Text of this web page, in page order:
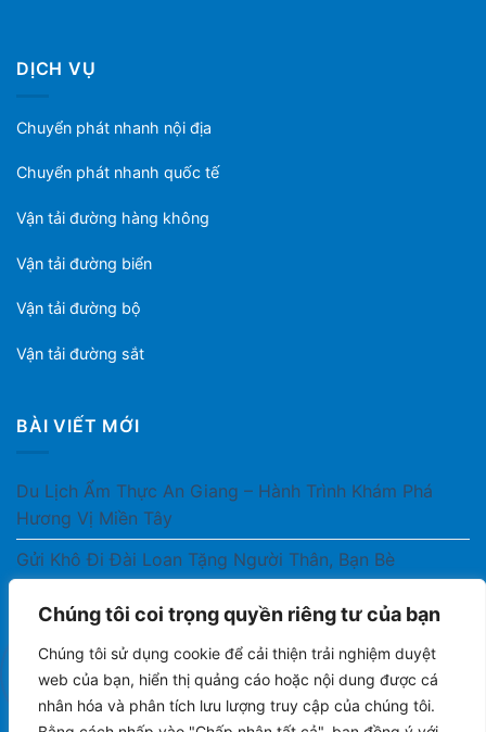
Chúng tôi coi trọng quyền riêng tư của bạn
Chúng tôi sử dụng cookie để cải thiện trải nghiệm duyệt
web của bạn, hiển thị quảng cáo hoặc nội dung được cá
nhân hóa và phân tích lưu lượng truy cập của chúng tôi.
DỊCH VỤ
Chuyển phát nhanh nội địa
Chuyển phát nhanh quốc tế
Vận tải đường hàng không
Vận tải đường biển
Vận tải đường bộ
Vận tải đường sắt
BÀI VIẾT MỚI
Du Lịch Ẩm Thực An Giang – Hành Trình Khám Phá
Hương Vị Miền Tây
Gửi Khô Đi Đài Loan Tặng Người Thân, Bạn Bè
Gửi Thuốc Cho Người Thân Ở Nước Ngoài Có Được
Không?
Gửi Công Văn, Tài Liệu Hỏa Tốc Từ Nam Ra Bắc
Gửi Cà Phê Đóng Gói Sang Áo Có Được Không?